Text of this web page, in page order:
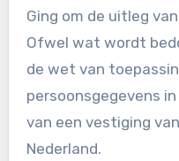
Ging om de uitleg
Ofwel wat wordt
de wet van
persoonsgegevens
van een vestiging
Nederland.